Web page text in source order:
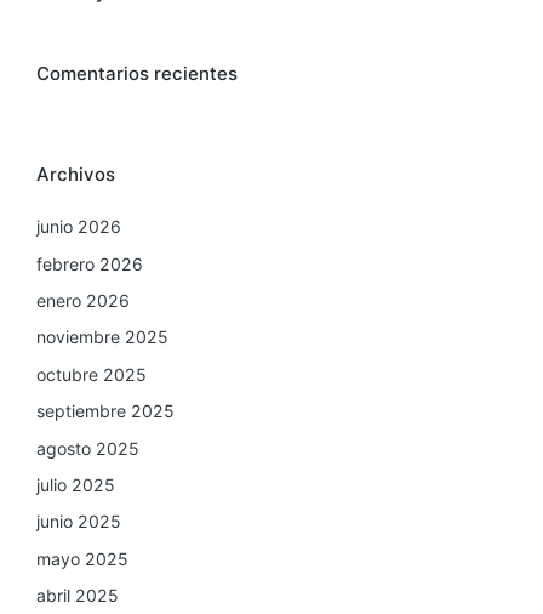
Comentarios recientes
Archivos
junio 2026
febrero 2026
enero 2026
noviembre 2025
octubre 2025
septiembre 2025
agosto 2025
julio 2025
junio 2025
mayo 2025
abril 2025